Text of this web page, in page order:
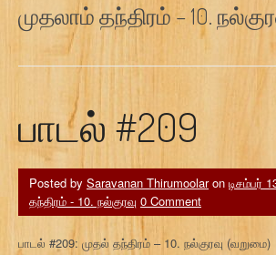
முதலாம் தந்திரம் – 10.
பாடல் #209
Posted by Saravanan Thirumoolaron டிசம்பர்
தந்திரம் - 10. நல்குரவு 0 Comment
பாடல் #209: முதல் தந்திரம் – 10. நல்குரவு (வறுமை)